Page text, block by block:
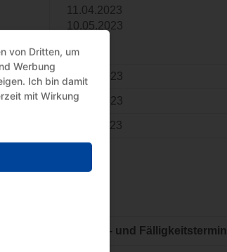
11.04.2023
10.05.2023
25.04.2023
26.04.2023
11.04.2023
Abgabe- und Fälligkeitstermin
von Dritten, um
Werbung
Ich bin damit
mit Wirkung